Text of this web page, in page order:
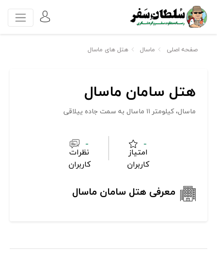
صفحه اصلی ماسال هتل های ماسال
هتل سامان ماسال
ماسال، کیلومتر ۱۱ ماسال به سمت جاده ییلاقی
-
امتیاز
کاربران
-
نظرات
کاربران
معرفی هتل سامان ماسال